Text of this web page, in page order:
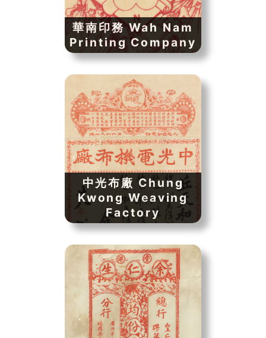
華南印務 Wah Nam
Printing Company
中光布廠 Chung
Kwong Weaving
Factory